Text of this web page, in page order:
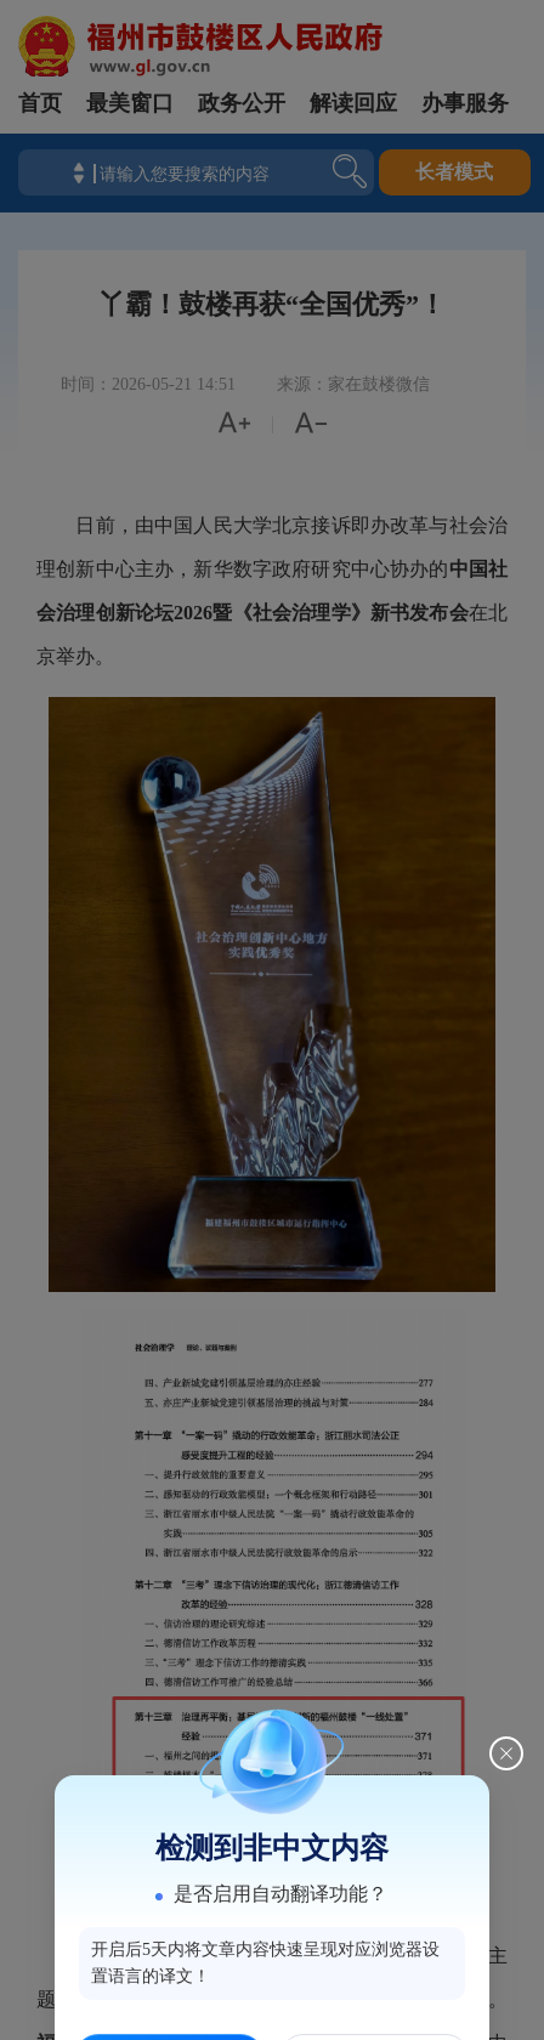
首页 最美窗口 政务公开 解读回应 办事服务
长者模式
丫霸！鼓楼再获“全国优秀”！
时间：2026-05-21 14:51 来源：家在鼓楼微信
 
日前，由中国人民大学北京接诉即办改革与社会治
理创新中心主办，新华数字政府研究中心协办的中国社
会治理创新论坛2026暨《社会治理学》新书发布会在北
京举办。
该论坛聚焦“建构中国自主的社会治理知识体系”主
题，评选出11个“社会治理创新中心地方实践优秀奖”。
检测到非中文内容
是否启用自动翻译功能？
开启后5天内将文章内容快速呈现对应浏览器设
置语言的译文！